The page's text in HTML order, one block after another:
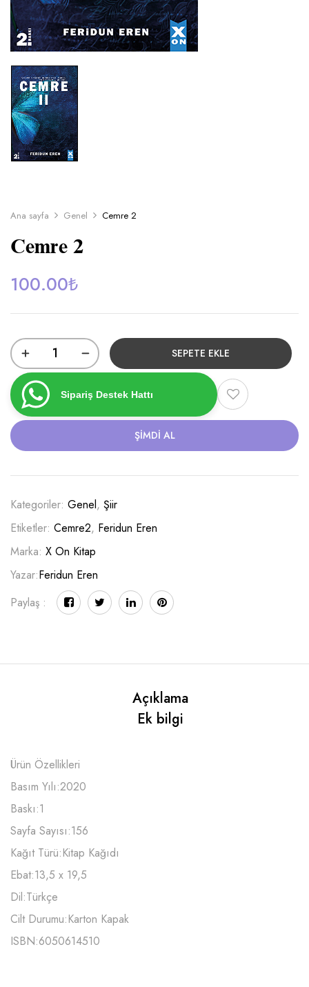
Ana sayfa Genel Cemre 2
Cemre 2
100.00₺
SEPETE EKLE
Sipariş Destek Hattı
ŞIMDI AL
Kategoriler: Genel, Şiir
Etiketler: Cemre2, Feridun Eren
Marka: X On Kitap
Yazar:Feridun Eren
Paylaş :
Açıklama
Ek bilgi
Ürün Özellikleri
Basım Yılı:2020
Baskı:1
Sayfa Sayısı:156
Kağıt Türü:Kitap Kağıdı
Ebat:13,5 x 19,5
Dil:Türkçe
Cilt Durumu:Karton Kapak
ISBN:6050614510